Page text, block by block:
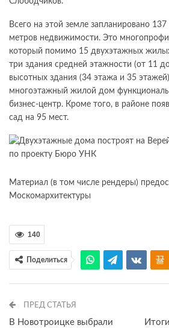
Всего на этой земле запланировано
метров недвижимости. Это
который помимо 15 двухэтажных
три здания средней этажности (от 11
высотных здания (34 этажа и 35
многоэтажный жилой дом
бизнес-центр. Кроме того, в районе
сад на 95 мест.
Материал (в том числе рендеры)
Москомархитектуры
140
Поделиться
ПРЕД СТАТЬЯ
В Новотроицке выбрали